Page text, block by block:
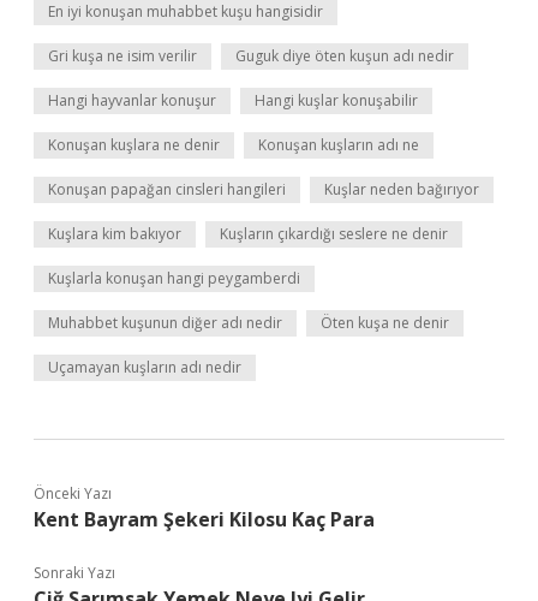
En iyi konuşan muhabbet kuşu hangisidir
Gri kuşa ne isim verilir Guguk diye öten kuşun adı nedir
Hangi hayvanlar konuşur Hangi kuşlar konuşabilir
Konuşan kuşlara ne denir Konuşan kuşların adı ne
Konuşan papağan cinsleri hangileri Kuşlar neden bağırıyor
Kuşlara kim bakıyor Kuşların çıkardığı seslere ne denir
Kuşlarla konuşan hangi peygamberdi
Muhabbet kuşunun diğer adı nedir Öten kuşa ne denir
Uçamayan kuşların adı nedir
Önceki Yazı
Kent Bayram Şekeri Kilosu Kaç Para
Sonraki Yazı